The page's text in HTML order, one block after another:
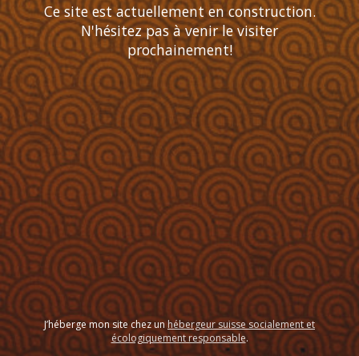
Ce site est actuellement en construction.
N'hésitez pas à venir le visiter
prochainement!
J’héberge mon site chez unhébergeur suisse socialement et
écologiquement responsable.